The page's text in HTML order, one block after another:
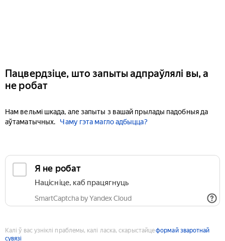
Пацвердзіце, што запыты адпраўлялі вы, а
не робат
Нам вельмі шкада, але запыты з вашай прылады падобныя да
аўтаматычных.
Чаму гэта магло адбыцца?
Я не робат
Націсніце, каб працягнуць
SmartCaptcha by Yandex Cloud
Калі ў вас узніклі праблемы, калі ласка, скарыстайцеформай зваротнай
сувязі